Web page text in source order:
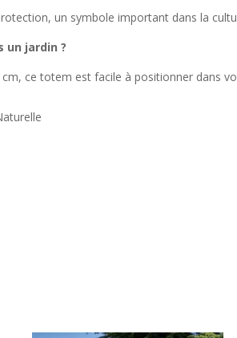
un symbole important dans la
un jardin ?
ce totem est facile à positionner dans